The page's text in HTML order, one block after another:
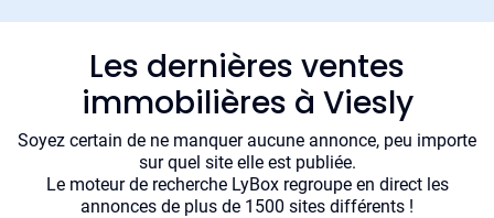
Les dernières ventes
immobilières à Viesly
Soyez certain de ne manquer aucune annonce, peu importe
sur quel site elle est publiée.
Le moteur de recherche LyBox regroupe en direct les
annonces de plus de 1500 sites différents !